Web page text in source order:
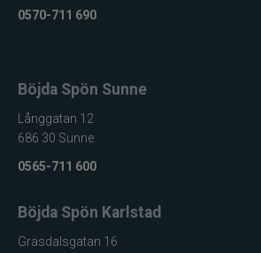
0570-711 690
Böjda Spön Sunne
Långgatan 12
686 30 Sunne
0565-711 600
Böjda Spön Karlstad
Gräsdalsgatan 16